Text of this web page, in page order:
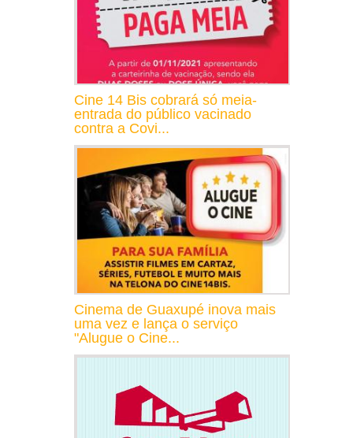
Cine 14 Bis cobrará só meia-
entrada do público vacinado
contra a Covi...
Cinema de Guaxupé inova mais
uma vez e lança o serviço
"Alugue o Cine...